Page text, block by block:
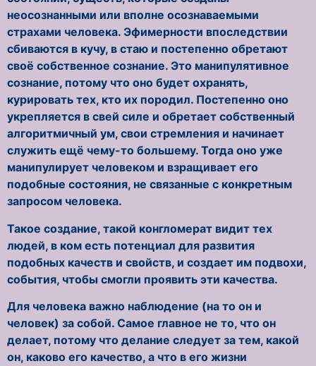
неосознанными или вполне осознаваемыми
страхами человека. Эфимерности впоследствии
сбиваются в кучу, в стаю и постепенно обретают
своё собственное сознание. Это манипулятивное
сознание, потому что оно будет охранять,
курировать тех, кто их породил. Постепенно оно
укрепляется в свей силе и обретает собственный
алгоритмичный ум, свои стремления и начинает
служить ещё чему-то большему. Тогда оно уже
манипулирует человеком и взращивает его
подобные состояния, не связанные с конкретным
запросом человека.
Такое создание, такой конгломерат видит тех
людей, в ком есть потенциал для развития
подобных качеств и свойств, и создает им подвохи,
события, чтобы смогли проявить эти качества.
Для человека важно наблюдение (на то он и
человек) за собой. Самое главное не то, что он
делает, потому что делание следует за тем, какой
он, каково его качество, а что в его жизни